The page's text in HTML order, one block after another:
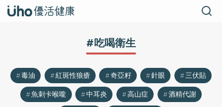
#吃喝衛生
毒油 紅斑性狼瘡 奇亞籽 針眼
三伏貼
魚刺卡喉嚨
中耳炎 高山症
酒精代謝